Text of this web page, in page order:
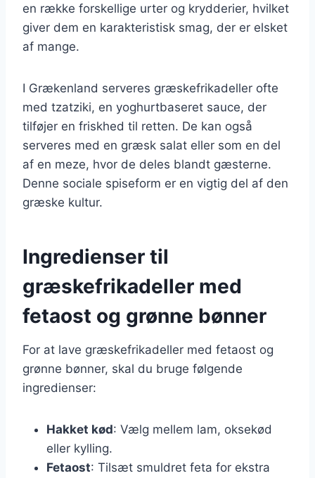
en række forskellige urter og krydderier, hvilket
giver dem en karakteristisk smag, der er elsket
af mange.
I Grækenland serveres græskefrikadeller ofte
med tzatziki, en yoghurtbaseret sauce, der
tilføjer en friskhed til retten. De kan også
serveres med en græsk salat eller som en del
af en meze, hvor de deles blandt gæsterne.
Denne sociale spiseform er en vigtig del af den
græske kultur.
Ingredienser til
græskefrikadeller med
fetaost og grønne bønner
For at lave græskefrikadeller med fetaost og
grønne bønner, skal du bruge følgende
ingredienser:
Hakket kød: Vælg mellem lam, oksekød
eller kylling.
Fetaost: Tilsæt smuldret feta for ekstra